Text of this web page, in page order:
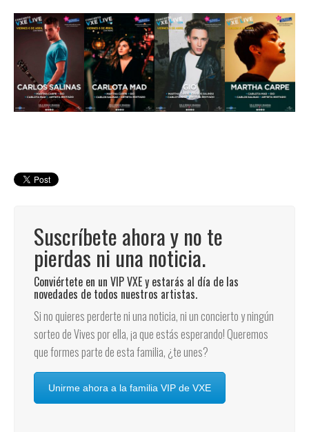
Suscríbete ahora y no te
pierdas ni una noticia.
Conviértete en un VIP VXE y estarás al día de las
novedades de todos nuestros artistas.
Si no quieres perderte ni una noticia, ni un concierto y ningún
sorteo de Vives por ella, ¡a que estás esperando! Queremos
que formes parte de esta familia, ¿te unes?
Unirme ahora a la familia VIP de VXE